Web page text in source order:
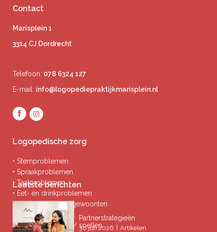
Contact
Marisplein 1
3314 CJ Dordrecht
Telefoon: 078 6324 127
E-mail: info@logopediepraktijkmarisplein.nl
Logopedische zorg
• Stemproblemen
• Spraakproblemen
• Taalproblemen
• Eet- en drinkproblemen
• Afwijkende mondgewoonten
• Ademproblemen
• Problemen lezen / spellen
Laatste berichten
Partnerstrategieën
30 juli 2026 Artikelen